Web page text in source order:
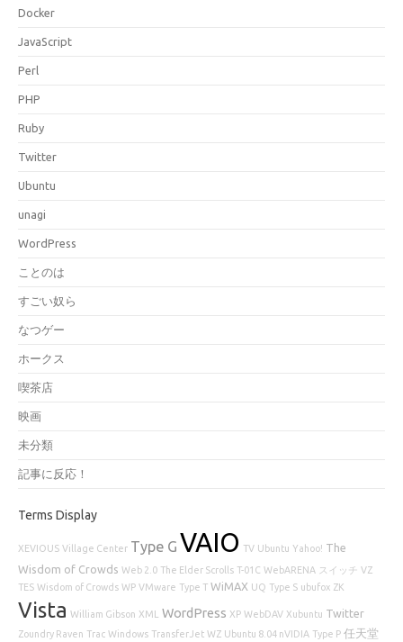
Docker
JavaScript
Perl
PHP
Ruby
Twitter
Ubuntu
unagi
WordPress
ことのは
すごい奴ら
なつゲー
ホークス
喫茶店
映画
未分類
記事に反応！
Terms Display
XEVIOUS Village Center Type G VAIO TV Ubuntu Yahoo! The
Wisdom of Crowds Web 2.0 The Elder Scrolls T-01C WebARENA スイッチ VZ
TES Wisdom of Crowds WP VMware Type T WiMAX UQ Type S ubufox ZK
Vista William Gibson XML WordPress XP WebDAV Xubuntu Twitter
Zoundry Raven Trac Windows TransferJet WZ Ubuntu 8.04 nVIDIA Type P 任天堂